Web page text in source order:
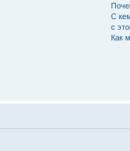
С
с
Как